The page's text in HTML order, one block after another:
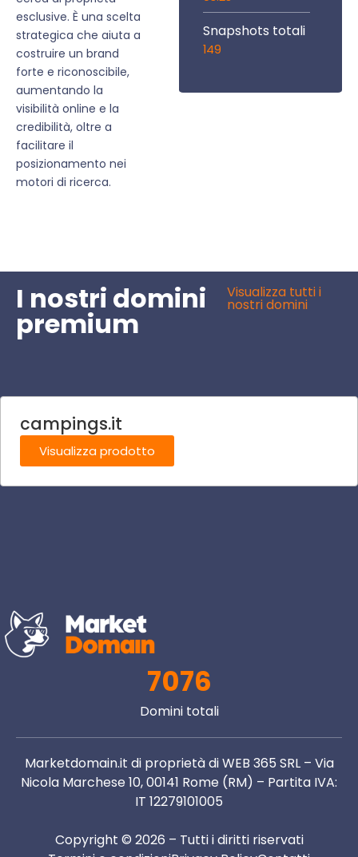
esclusive. È una scelta
strategica che aiuta a
costruire un brand
forte e riconoscibile,
aumentando la
visibilità online e la
credibilità, oltre a
facilitare il
posizionamento nei
motori di ricerca.
Snapshots totali
149
I nostri domini
premium
Visualizza tutti i
nostri domini
campings.it
Visualizza prodotto
7076
Domini totali
Marketdomain.it di proprietà di WEB 365 SRL – Via
Nicola Marchese 10, 00141 Rome (RM) – Partita IVA:
IT 12279101005
Copyright © 2026 – Tutti i diritti riservati